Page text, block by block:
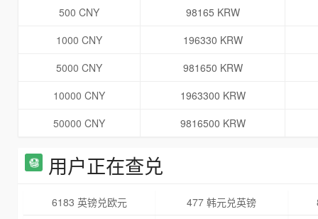
500 CNY
98165 KRW
1000 CNY
196330 KRW
5000 CNY
981650 KRW
10000 CNY
1963300 KRW
50000 CNY
9816500 KRW
用户正在查兑
6183 英镑兑欧元 477 韩元兑英镑